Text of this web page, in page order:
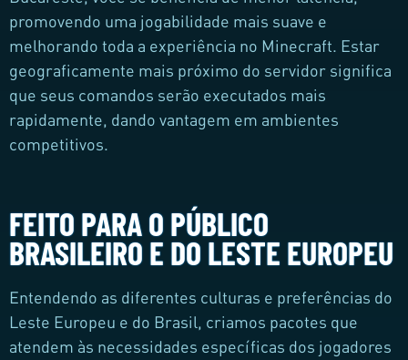
promovendo uma jogabilidade mais suave e
melhorando toda a experiência no Minecraft. Estar
geograficamente mais próximo do servidor significa
que seus comandos serão executados mais
rapidamente, dando vantagem em ambientes
competitivos.
FEITO PARA O PÚBLICO
BRASILEIRO E DO LESTE EUROPEU
Entendendo as diferentes culturas e preferências do
Leste Europeu e do Brasil, criamos pacotes que
atendem às necessidades específicas dos jogadores